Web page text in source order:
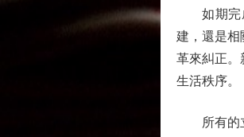
如期完成
建，還是相
革來糾正。
生活秩序。
所有的立